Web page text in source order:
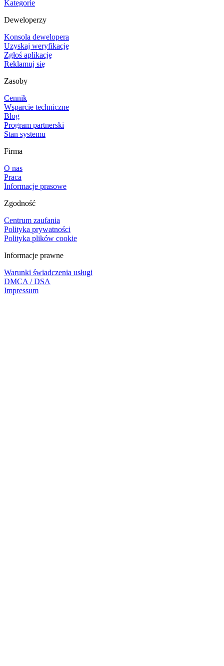
Kategorie
Deweloperzy
Konsola dewelopera
Uzyskaj weryfikację
Zgłoś aplikację
Reklamuj się
Zasoby
Cennik
Wsparcie techniczne
Blog
Program partnerski
Stan systemu
Firma
O nas
Praca
Informacje prasowe
Zgodność
Centrum zaufania
Polityka prywatności
Polityka plików cookie
Informacje prawne
Warunki świadczenia usługi
DMCA / DSA
Impressum